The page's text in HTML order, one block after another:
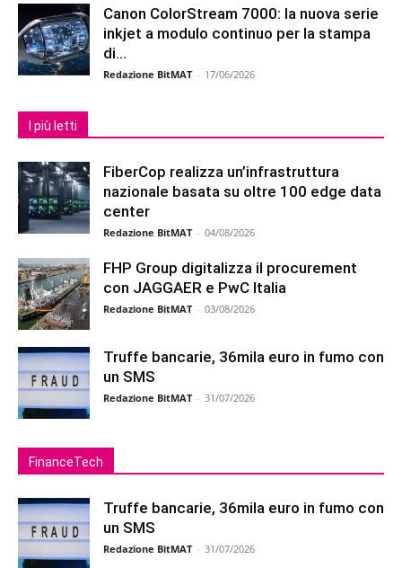
Canon ColorStream 7000: la nuova serie
inkjet a modulo continuo per la stampa
di...
Redazione BitMAT - 17/06/2026
I più letti
FiberCop realizza un’infrastruttura
nazionale basata su oltre 100 edge data
center
Redazione BitMAT - 04/08/2026
FHP Group digitalizza il procurement
con JAGGAER e PwC Italia
Redazione BitMAT - 03/08/2026
Truffe bancarie, 36mila euro in fumo con
un SMS
Redazione BitMAT - 31/07/2026
FinanceTech
Truffe bancarie, 36mila euro in fumo con
un SMS
Redazione BitMAT - 31/07/2026